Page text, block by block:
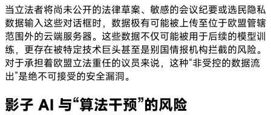
当立法者将尚未公开的法律草案、敏感的会议纪要或选民隐私
数据输入这些对话框时，数据极有可能被上传至位于欧盟管辖
范围外的云端服务器。这些数据不仅可能被用于后续的模型训
练，更存在被特定技术巨头甚至是别国情报机构拦截的风险。
对于承担着欧盟立法重任的议员来说，这种“非受控的数据流
出”是绝不可接受的安全漏洞。
影子 AI 与“算法干预”的风险